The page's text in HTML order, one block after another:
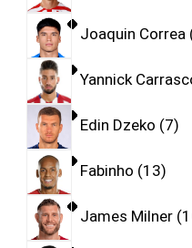
Joaquin Correa
Yannick
Edin Dzeko 7
Fabinho 13
James Milner